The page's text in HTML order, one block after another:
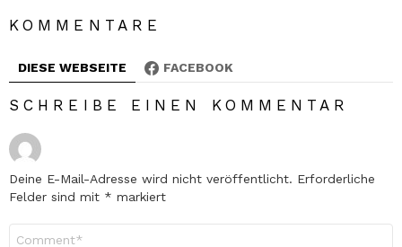
KOMMENTARE
DIESE WEBSEITE FACEBOOK
SCHREIBE EINEN KOMMENTAR
Deine E-Mail-Adresse wird nicht veröffentlicht. Erforderliche
Felder sind mit * markiert